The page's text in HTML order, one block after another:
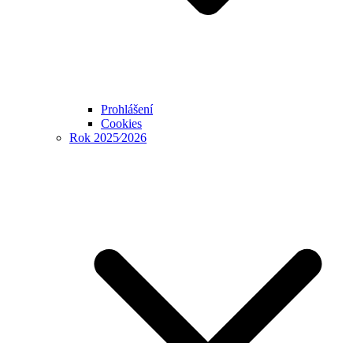
Prohlášení
Cookies
Rok 2025⁄2026